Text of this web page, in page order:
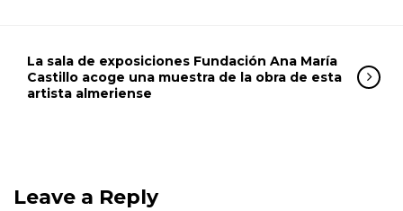
La sala de exposiciones Fundación Ana María
Castillo acoge una muestra de la obra de esta
artista almeriense
Leave a Reply